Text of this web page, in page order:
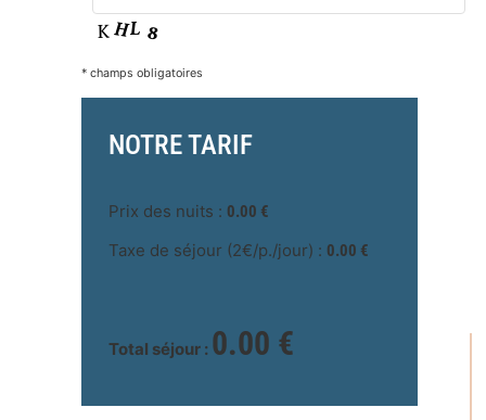
* champs obligatoires
NOTRE TARIF
Prix des nuits : 0.00 €
Taxe de séjour (2€/p./jour) : 0.00 €
Total séjour : 0.00 €